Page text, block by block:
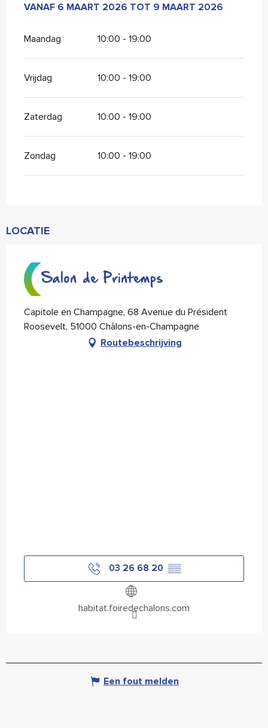
VANAF 6 MAART 2026 TOT 9 MAART 2026
VANAF 6 MAART 2026 TOT 9 MAART 2026
Maandag 10:00 - 19:00
Vrijdag 10:00 - 19:00
Zaterdag 10:00 - 19:00
Zondag 10:00 - 19:00
LOCATIE
Salon de Printemps
Capitole en Champagne, 68 Avenue du Président
Roosevelt, 51000 Châlons-en-Champagne
Routebeschrijving
03 26 68 20 ▒▒
habitat.foiredechalons.com
Een fout melden